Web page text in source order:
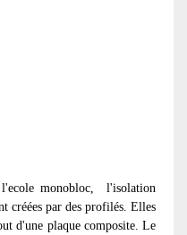
monobloc, l'isolation
créées par des profilés. Elles
d'une plaque composite. Le